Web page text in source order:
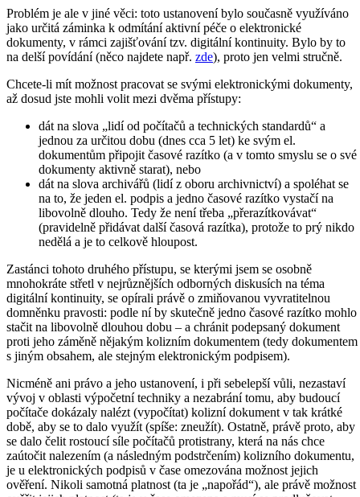
Problém je ale v jiné věci: toto ustanovení bylo současně využíváno
jako určitá záminka k odmítání aktivní péče o elektronické
dokumenty, v rámci zajišťování tzv. digitální kontinuity. Bylo by to
na delší povídání (něco najdete např. zde), proto jen velmi stručně.
Chcete-li mít možnost pracovat se svými elektronickými dokumenty,
až dosud jste mohli volit mezi dvěma přístupy:
dát na slova „lidí od počítačů a technických standardů“ a
jednou za určitou dobu (dnes cca 5 let) ke svým el.
dokumentům připojit časové razítko (a v tomto smyslu se o své
dokumenty aktivně starat), nebo
dát na slova archivářů (lidí z oboru archivnictví) a spoléhat se
na to, že jeden el. podpis a jedno časové razítko vystačí na
libovolně dlouho. Tedy že není třeba „přerazítkovávat“
(pravidelně přidávat další časová razítka), protože to prý nikdo
nedělá a je to celkově hloupost.
Zastánci tohoto druhého přístupu, se kterými jsem se osobně
mnohokráte střetl v nejrůznějších odborných diskusích na téma
digitální kontinuity, se opírali právě o zmiňovanou vyvratitelnou
domněnku pravosti: podle ní by skutečně jedno časové razítko mohlo
stačit na libovolně dlouhou dobu – a chránit podepsaný dokument
proti jeho záměně nějakým kolizním dokumentem (tedy dokumentem
s jiným obsahem, ale stejným elektronickým podpisem).
Nicméně ani právo a jeho ustanovení, i při sebelepší vůli, nezastaví
vývoj v oblasti výpočetní techniky a nezabrání tomu, aby budoucí
počítače dokázaly nalézt (vypočítat) kolizní dokument v tak krátké
době, aby se to dalo využít (spíše: zneužít). Ostatně, právě proto, aby
se dalo čelit rostoucí síle počítačů protistrany, která na nás chce
zaútočit nalezením (a následným podstrčením) kolizního dokumentu,
je u elektronických podpisů v čase omezována možnost jejich
ověření. Nikoli samotná platnost (ta je „napořád“), ale právě možnost